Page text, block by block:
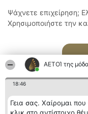
ΑΕΤΟΊ της
18:46
Γεια σας. Χαίρομαι
Ψάχνετε επιχείρηση;
Χρησιμοποιήστε την